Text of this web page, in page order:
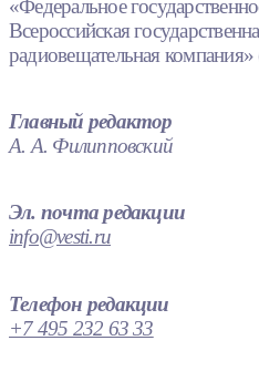
«Федеральное
Всероссийская
радиовещательная
Главный редактор
А. А. Филипповский
Эл. почта редакции
info@vesti.ru
Телефон редакции
+7 495 232 63 33